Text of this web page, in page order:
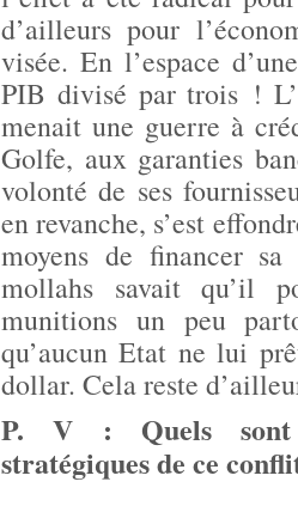
d’ailleurs pour
visée. En l’espace
PIB divisé par trois !
menait une guerre à
Golfe, aux garanties
volonté de ses
en revanche, s’est
moyens de financer
mollahs savait qu’il
munitions un peu
qu’aucun Etat ne lui
dollar. Cela reste
P. V : Quels sont
stratégiques de ce